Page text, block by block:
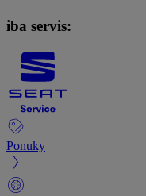
iba servis:
Ponuky